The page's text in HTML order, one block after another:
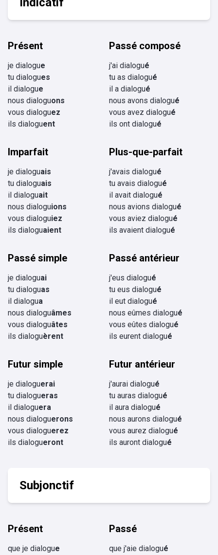
Présent
je dialogue
tu dialogues
il dialogue
nous dialoguons
vous dialoguez
ils dialoguent
Passé composé
j'ai dialogué
tu as dialogué
il a dialogué
nous avons dialogué
vous avez dialogué
ils ont dialogué
Imparfait
je dialoguais
tu dialoguais
il dialoguait
nous dialoguions
vous dialoguiez
ils dialoguaient
Plus-que-parfait
j'avais dialogué
tu avais dialogué
il avait dialogué
nous avions dialogué
vous aviez dialogué
ils avaient dialogué
Passé simple
je dialoguai
tu dialoguas
il dialogua
nous dialoguâmes
vous dialoguâtes
ils dialoguèrent
Passé antérieur
j'eus dialogué
tu eus dialogué
il eut dialogué
nous eûmes dialogué
vous eûtes dialogué
ils eurent dialogué
Futur simple
je dialoguerai
tu dialogueras
il dialoguera
nous dialoguerons
vous dialoguerez
ils dialogueront
Futur antérieur
j'aurai dialogué
tu auras dialogué
il aura dialogué
nous aurons dialogué
vous aurez dialogué
ils auront dialogué
Subjonctif
Présent
que je dialogue
Passé
que j'aie dialogué